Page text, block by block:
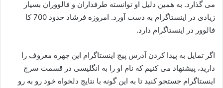
می‌ گذارد. به همین دلیل او توانسته طرفداران و فالووران بسیار
زیادی در اینستاگرام به دست آورد. امروزه فرشاد حدود 700 کا
فالوور در اینستاگرام دارد.
اگر تمایل به پیدا کردن آدرس پیج اینستاگرام این چهره معروف را
دارید، پیشنهاد می کنیم که نام او را به انگلیسی در قسمت سرچ
اینستاگرام جستجو کنید تا به این گونه با نتایج دلخواه خود رو به رو